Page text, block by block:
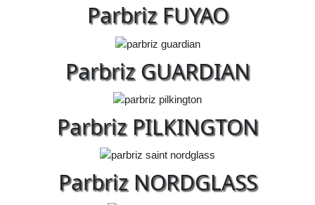
Parbriz FUYAO
Parbriz GUARDIAN
Parbriz PILKINGTON
Parbriz NORDGLASS